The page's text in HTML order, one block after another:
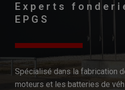
Experts
EPGS
Spécialisé dans la fabrication
moteurs et les batteries de